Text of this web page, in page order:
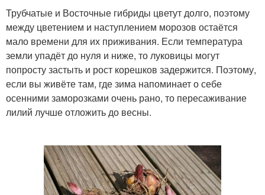
Трубчатые и Восточные гибриды цветут долго, поэтому
между цветением и наступлением морозов остаётся
мало времени для их приживания. Если температура
земли упадёт до нуля и ниже, то луковицы могут
попросту застыть и рост корешков задержится. Поэтому,
если вы живёте там, где зима напоминает о себе
осенними заморозками очень рано, то пересаживание
лилий лучше отложить до весны.